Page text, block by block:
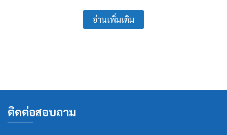
อ่านเพิ่มเติม
ติดต่อสอบถาม